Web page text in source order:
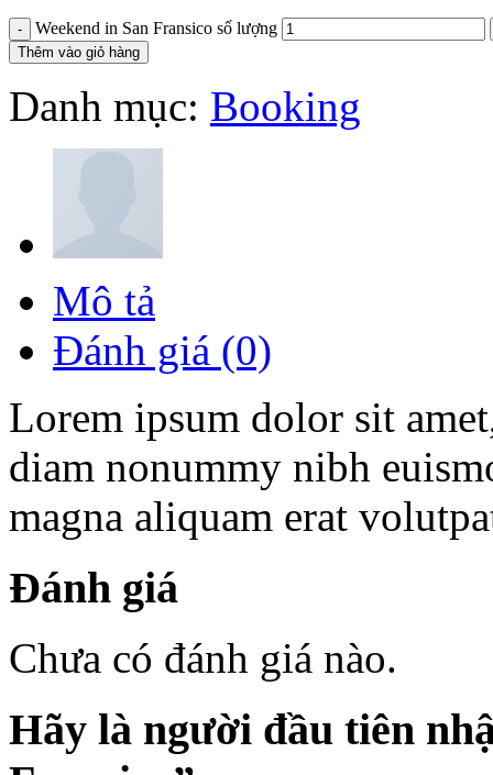
Weekend in San Fransico số lượng
Thêm vào giỏ hàng
Danh mục: Booking
Mô tả
Đánh giá (0)
Lorem ipsum dolor sit
diam nonummy nibh
magna aliquam erat
Đánh giá
Chưa có đánh giá nào.
Hãy là người đầu tiên